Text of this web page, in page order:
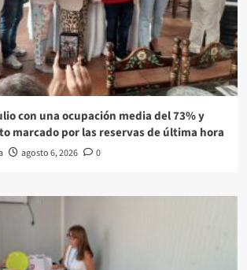
con una ocupación media del 73% y
marcado por las reservas de última hora
agosto 6, 2026 0